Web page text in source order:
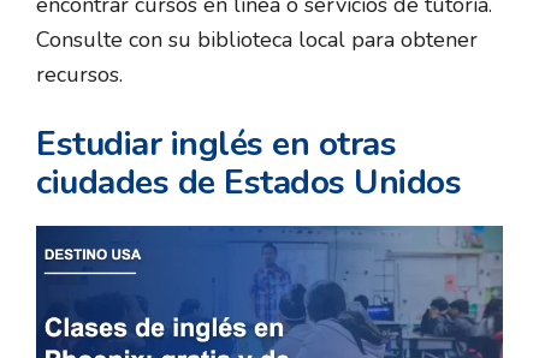
Consulte con su biblioteca local para obtener
recursos.
Estudiar inglés en otras
ciudades de Estados Unidos